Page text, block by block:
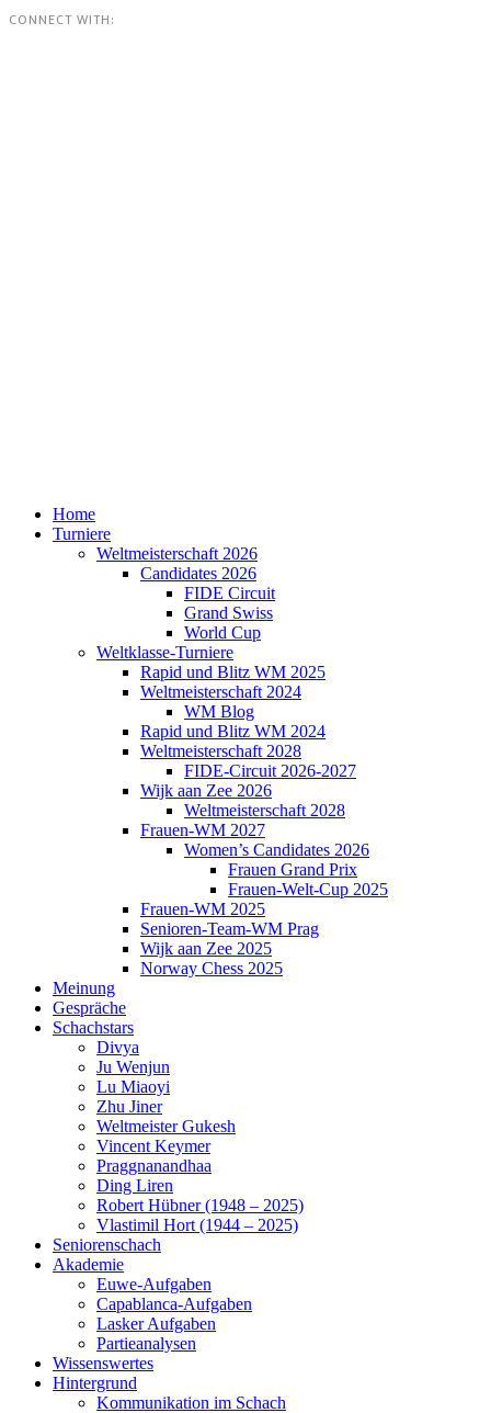
CONNECT WITH:
Home
Turniere
Weltmeisterschaft 2026
Candidates 2026
FIDE Circuit
Grand Swiss
World Cup
Weltklasse-Turniere
Rapid und Blitz WM 2025
Weltmeisterschaft 2024
WM Blog
Rapid und Blitz WM 2024
Weltmeisterschaft 2028
FIDE-Circuit 2026-2027
Wijk aan Zee 2026
Weltmeisterschaft 2028
Frauen-WM 2027
Women’s Candidates 2026
Frauen Grand Prix
Frauen-Welt-Cup 2025
Frauen-WM 2025
Senioren-Team-WM Prag
Wijk aan Zee 2025
Norway Chess 2025
Meinung
Gespräche
Schachstars
Divya
Ju Wenjun
Lu Miaoyi
Zhu Jiner
Weltmeister Gukesh
Vincent Keymer
Praggnanandhaa
Ding Liren
Robert Hübner (1948 – 2025)
Vlastimil Hort (1944 – 2025)
Seniorenschach
Akademie
Euwe-Aufgaben
Capablanca-Aufgaben
Lasker Aufgaben
Partieanalysen
Wissenswertes
Hintergrund
Kommunikation im Schach